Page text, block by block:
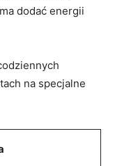
dodać energii
na specjalne